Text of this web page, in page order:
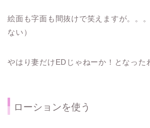
絵面も字面も間抜けで笑えますが。。
ない）
やはり妻だけEDじゃねーか！となった
ローションを使う